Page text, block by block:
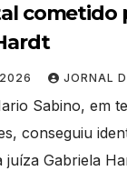
cometido
JORNAL
Sabino, em
conseguiu
juíza Gabriela